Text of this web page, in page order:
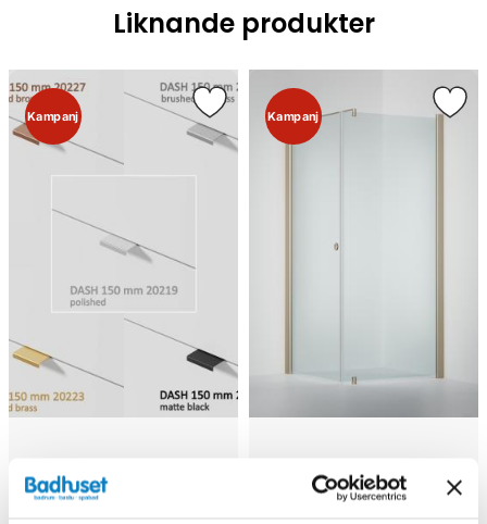
Liknande produkter
Kampanj
INR DASH handtag 50mm
Kampanj
INR LINC 13 Original